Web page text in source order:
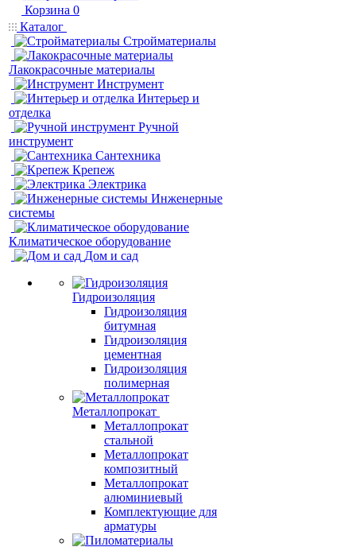
Корзина 0
Каталог
Стройматериалы
Лакокрасочные материалы
Инструмент
Интерьер и
отделка
Ручной
инструмент
Сантехника
Крепеж
Электрика
Инженерные
системы
Климатическое оборудование
Дом и сад
Гидроизоляция
Гидроизоляция
битумная
Гидроизоляция
цементная
Гидроизоляция
полимерная
Металлопрокат
Металлопрокат
стальной
Металлопрокат
композитный
Металлопрокат
алюминиевый
Комплектующие для
арматуры